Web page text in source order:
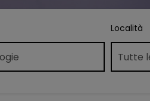
Località